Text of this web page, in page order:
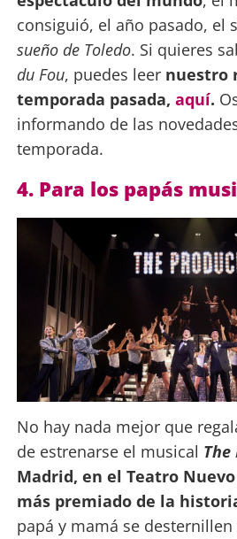
consiguió, el año pasado, el
sueño de Toledo. Si quieres
du Fou, puedes leer nuestro
temporada pasada, aquí.
informando de las
temporada.
4. Para los papás
No hay nada mejor que
de estrenarse el musical The
Madrid, en el Teatro
más premiado de la
papá y mamá se